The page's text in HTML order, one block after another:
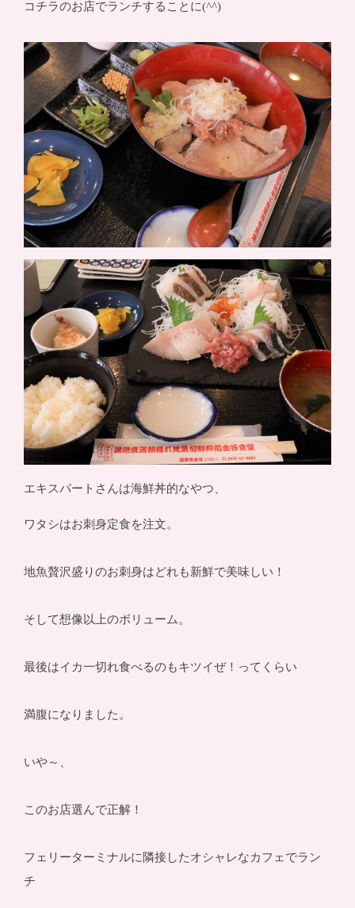
コチラのお店でランチすることに(^^)
エキスパートさんは海鮮丼的なやつ、
ワタシはお刺身定食を注文。
地魚贅沢盛りのお刺身はどれも新鮮で美味しい！
そして想像以上のボリューム。
最後はイカ一切れ食べるのもキツイぜ！ってくらい
満腹になりました。
いや～、
このお店選んで正解！
フェリーターミナルに隣接したオシャレなカフェでラン
チ